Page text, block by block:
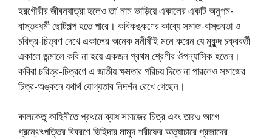
হরগৌরীর জীবনযাত্রা হলেও তা’ নাম ভাড়িয়ে একালের একটি অনুপম-
বাস্তবধর্মী ছােটগল্প হতে পারে। কবিকঙ্কণের কাব্যে সমাজ-বাস্তবতা ও
চরিত্র-চিত্রণ দেখে একালের অনেক মনীষীই মনে করেন যে মুকুন্দ চক্রবর্তী
একালে জন্মালে কবি না হয়ে একজন প্রথম শ্রেণীর ঔপন্যাসিক হতেন।
কবিরা চরিত্র-চিত্রণে এ জাতীয় ক্ষমতার পরিচয় দিতে না পারলেও সমাজের
চিত্র-অঙ্কনে যথার্থ যােগ্যতার নিদর্শন রেখে গেছেন।
কালকেতু কাহিনীতে প্রথমে ব্যাধ সমাজের চিত্র এবং তারও আগে
গ্রন্থেৎপত্তির বিবরণে ডিহিদার মামুদ শরীফের অত্যাচারে প্রজাদের